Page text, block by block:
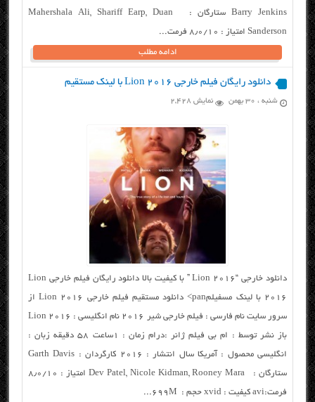
Barry Jenkins ستارگان : Mahershala Ali, Shariff Earp, Duan
Sanderson امتیاز : ۸٫۰/۱۰ فرمت...
ادامه مطلب
دانلود رایگان فیلم خارجی Lion 2016 با لینک مستقیم
شنبه ، ۳۰ بهمن نمایش 2,428
دانلود خارجی “Lion 2016 ” با کیفیت بالا دانلود رایگان فیلم خارجی Lion
2016 با لینک مسفیلمpan> دانلود مستقیم فیلم خارجی Lion 2016 از
سرور سایت نام فارسی : فیلم خارجی شیر ۲۰۱۶ نام انگلیسی : Lion 2016
باز نشر توسط : ام بی فیلم ژانر :درام زمان : ۱ساعت ۵۸ دقیقه زبان :
انگلیسی محصول : آمریکا سال انتشار : ۲۰۱۶ کارگردان : Garth Davis
ستارگان : Dev Patel, Nicole Kidman, Rooney Mara امتیاز : ۸٫۰/۱۰
فرمت:avi کیفیت : xvid حجم : ۶۹۹M...